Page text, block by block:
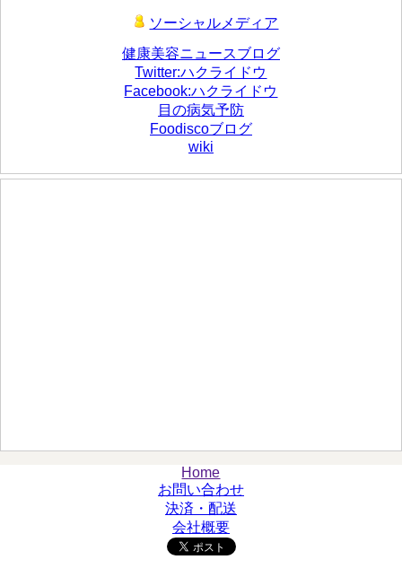
ソーシャルメディア
健康美容ニュースブログ
Twitter:ハクライドウ
Facebook:ハクライドウ
目の病気予防
Foodiscoブログ
wiki
Home
お問い合わせ
決済・配送
会社概要